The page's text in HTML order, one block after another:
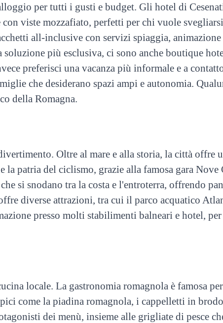
per tutti i gusti e budget. Gli hotel di
viste mozzafiato, perfetti per chi vuole
all-inclusive con servizi spiaggia,
più esclusiva, ci sono anche boutique
preferisci una vacanza più informale e a
che desiderano spazi ampi e autonomia.
della Romagna.
Oltre al mare e alla storia, la città offre
la patria del ciclismo, grazie alla famosa gara
si snodano tra la costa e l'entroterra, offrendo
diverse attrazioni, tra cui il parco acquatico
presso molti stabilimenti balneari e hotel,
locale. La gastronomia romagnola è famosa
come la piadina romagnola, i cappelletti in
dei menù, insieme alle grigliate di pesce